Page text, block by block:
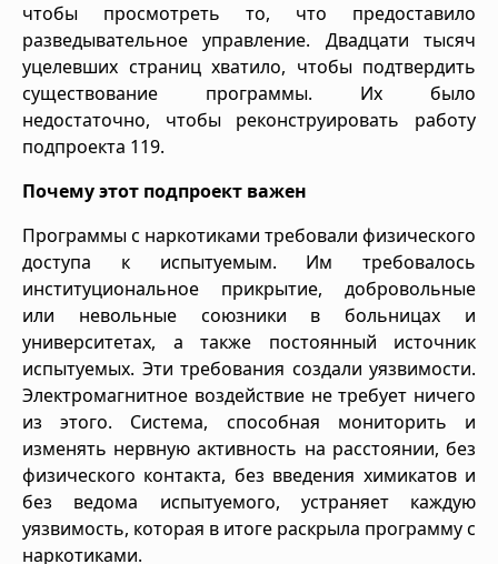
чтобы просмотреть то, что предоставило
разведывательное управление. Двадцати тысяч
уцелевших страниц хватило, чтобы подтвердить
существование программы. Их было
недостаточно, чтобы реконструировать работу
подпроекта 119.
Почему этот подпроект важен
Программы с наркотиками требовали физического
доступа к испытуемым. Им требовалось
институциональное прикрытие, добровольные
или невольные союзники в больницах и
университетах, а также постоянный источник
испытуемых. Эти требования создали уязвимости.
Электромагнитное воздействие не требует ничего
из этого. Система, способная мониторить и
изменять нервную активность на расстоянии, без
физического контакта, без введения химикатов и
без ведома испытуемого, устраняет каждую
уязвимость, которая в итоге раскрыла программу с
наркотиками.